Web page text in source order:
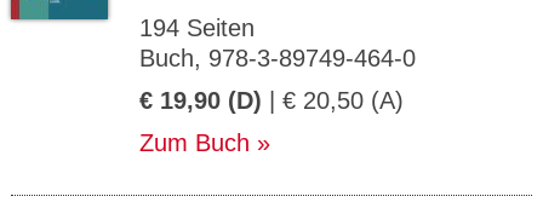
194 Seiten
Buch, 978-3-89749-464-0
€ 19,90 (D) | € 20,50 (A)
Zum Buch